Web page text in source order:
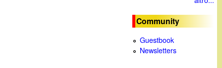
Community
Guestbook
Newsletters